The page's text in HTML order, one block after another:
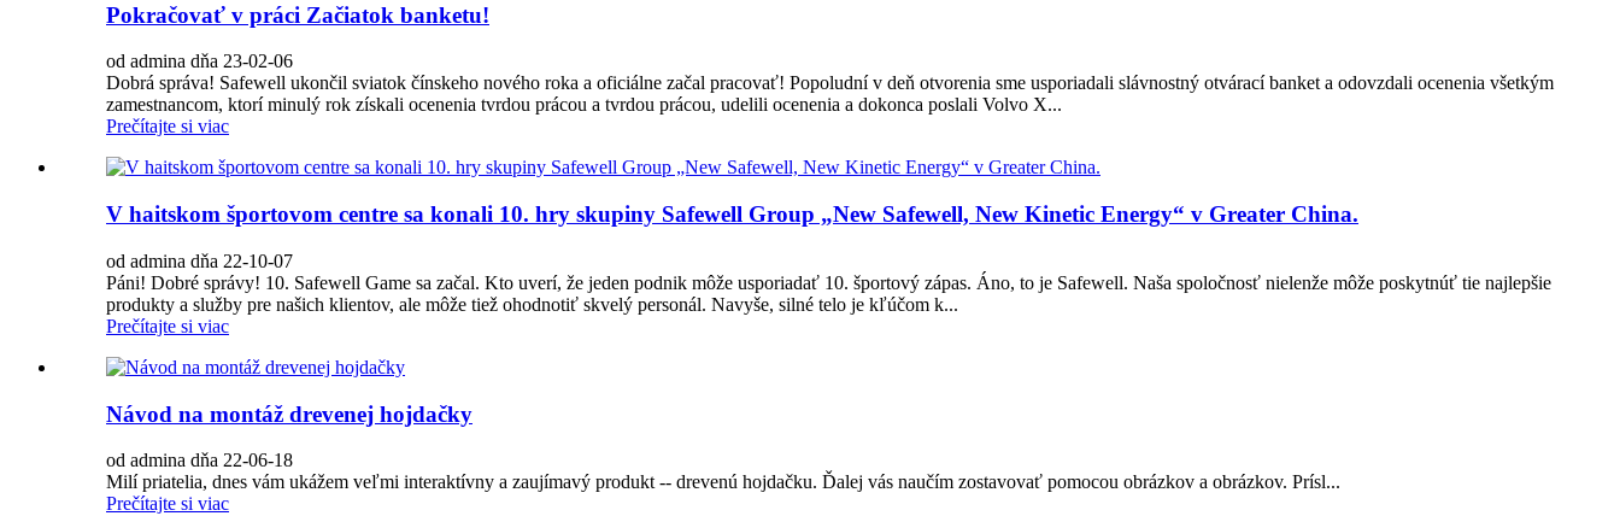
Pokračovať v práci Začiatok banketu!
od admina dňa 23-02-06
Dobrá správa! Safewell ukončil sviatok čínskeho nového roka a oficiálne začal pracovať! Popoludní v deň otvorenia sme usporiadali slávnostný otvárací banket a odovzdali ocenenia všetkým
zamestnancom, ktorí minulý rok získali ocenenia tvrdou prácou a tvrdou prácou, udelili ocenenia a dokonca poslali Volvo X...
Prečítajte si viac
V haitskom športovom centre sa konali 10. hry skupiny Safewell Group „New Safewell, New Kinetic Energy“ v Greater China.
od admina dňa 22-10-07
Páni! Dobré správy! 10. Safewell Game sa začal. Kto uverí, že jeden podnik môže usporiadať 10. športový zápas. Áno, to je Safewell. Naša spoločnosť nielenže môže poskytnúť tie najlepšie
produkty a služby pre našich klientov, ale môže tiež ohodnotiť skvelý personál. Navyše, silné telo je kľúčom k...
Prečítajte si viac
Návod na montáž drevenej hojdačky
od admina dňa 22-06-18
Milí priatelia, dnes vám ukážem veľmi interaktívny a zaujímavý produkt -- drevenú hojdačku. Ďalej vás naučím zostavovať pomocou obrázkov a obrázkov. Prísl...
Prečítajte si viac